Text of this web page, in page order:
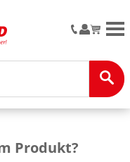
Produkt?